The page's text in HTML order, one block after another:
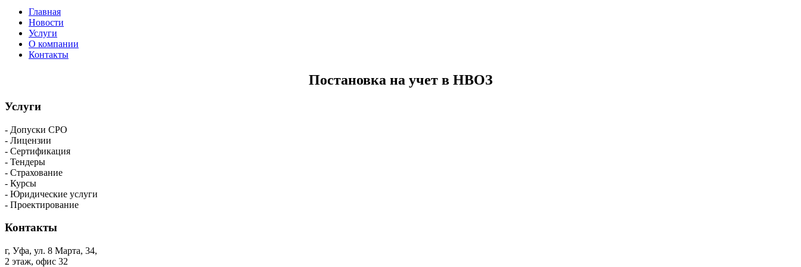
Главная
Новости
Услуги
О компании
Контакты
Постановка на учет в НВОЗ
Услуги
- Допуски СРО
- Лицензии
- Сертификация
- Тендеры
- Страхование
- Курсы
- Юридические услуги
- Проектирование
Контакты
г, Уфа, ул. 8 Марта, 34,
2 этаж, офис 32